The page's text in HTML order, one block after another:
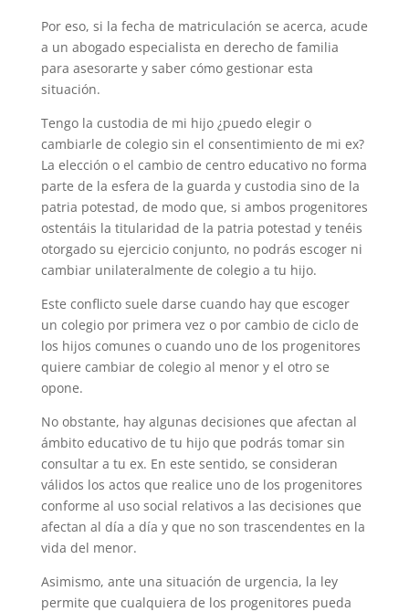
Por eso, si la fecha de matriculación se acerca, acude
a un abogado especialista en derecho de familia
para asesorarte y saber cómo gestionar esta
situación.
Tengo la custodia de mi hijo ¿puedo elegir o
cambiarle de colegio sin el consentimiento de mi ex?
La elección o el cambio de centro educativo no forma
parte de la esfera de la guarda y custodia sino de la
patria potestad, de modo que, si ambos progenitores
ostentáis la titularidad de la patria potestad y tenéis
otorgado su ejercicio conjunto, no podrás escoger ni
cambiar unilateralmente de colegio a tu hijo.
Este conflicto suele darse cuando hay que escoger
un colegio por primera vez o por cambio de ciclo de
los hijos comunes o cuando uno de los progenitores
quiere cambiar de colegio al menor y el otro se
opone.
No obstante, hay algunas decisiones que afectan al
ámbito educativo de tu hijo que podrás tomar sin
consultar a tu ex. En este sentido, se consideran
válidos los actos que realice uno de los progenitores
conforme al uso social relativos a las decisiones que
afectan al día a día y que no son trascendentes en la
vida del menor.
Asimismo, ante una situación de urgencia, la ley
permite que cualquiera de los progenitores pueda